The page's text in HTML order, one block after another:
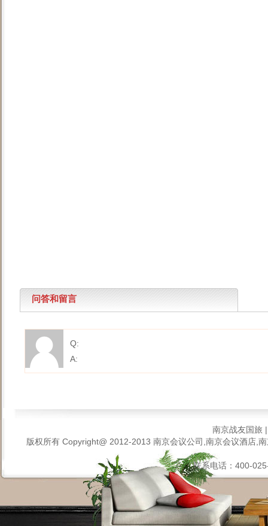
问答和留言
Q:
A:
南京战友国旅
版权所有 Copyright@ 2012-2013 南京会议公司,南京会议酒店,
联系电话：400-